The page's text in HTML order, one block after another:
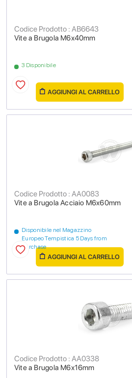
Vite a Brugola M6x40mm
Codice Prodotto : AB6643
3 Disponibile
AGGIUNGI AL CARRELLO
Vite a Brugola Acciaio M6x60mm
Codice Prodotto : AA0083
Disponibile nel Magazzino
Europeo Tempistica 5 Days from
purchase
AGGIUNGI AL CARRELLO
Vite a Brugola M6x16mm
Codice Prodotto : AA0338